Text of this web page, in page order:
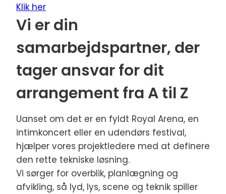
Klik her
Vi er din
samarbejdspartner, der
tager ansvar for dit
arrangement fra A til Z
Uanset om det er en fyldt Royal Arena, en
intimkoncert eller en udendørs festival,
hjælper vores projektledere med at definere
den rette tekniske løsning.
Vi sørger for overblik, planlægning og
afvikling, så lyd, lys, scene og teknik spiller